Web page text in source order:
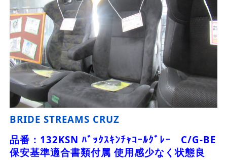
BRIDE STREAMS CRUZ
品番：132KSN ﾊﾞｯｸｽｷﾝﾁｬｺｰﾙｸﾞﾚｰ C/G-BE
保安基準適合書類付属 使用感少なく状態良